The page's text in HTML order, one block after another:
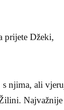
prijete Džeki,
s njima, ali